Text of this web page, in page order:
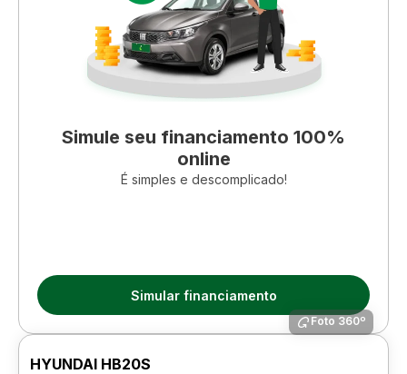
Simule seu financiamento 100%
online
É simples e descomplicado!
Simular financiamento
Foto 360º
HYUNDAI HB20S